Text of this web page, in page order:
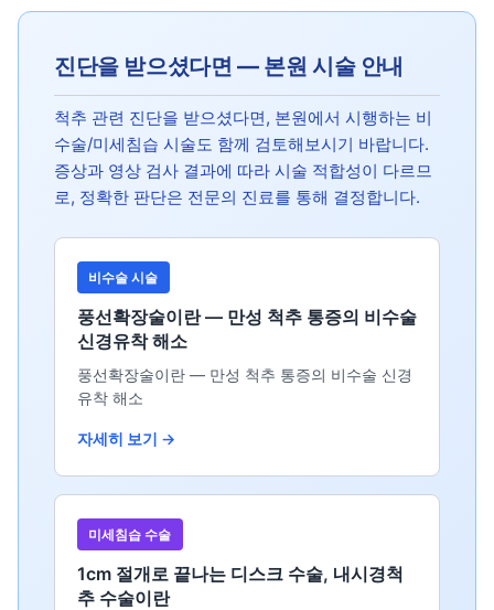
진단을 받으셨다면 — 본원 시술 안내
척추 관련 진단을 받으셨다면, 본원에서 시행하는 비
수술/미세침습 시술도 함께 검토해보시기 바랍니다.
증상과 영상 검사 결과에 따라 시술 적합성이 다르므
로, 정확한 판단은 전문의 진료를 통해 결정합니다.
비수술 시술
풍선확장술이란 — 만성 척추 통증의 비수술
신경유착 해소
풍선확장술이란 — 만성 척추 통증의 비수술 신경
유착 해소
자세히 보기 →
미세침습 수술
1cm 절개로 끝나는 디스크 수술, 내시경척
추 수술이란